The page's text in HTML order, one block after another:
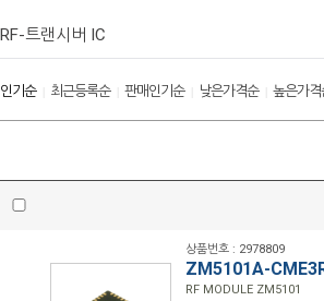
RF-트랜시버 IC
인기순| 최근등록순| 판매인기순| 낮은가격순| 높은가격
상품번호 : 2978809
ZM5101A-
RF MODULE ZM5101